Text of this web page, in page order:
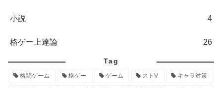
小説 4
格ゲー上達論 26
Tag
格闘ゲーム 格ゲー ゲーム ストV キャラ対策